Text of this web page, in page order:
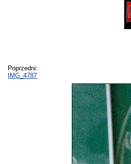
Poprzedni:
IMG_4787